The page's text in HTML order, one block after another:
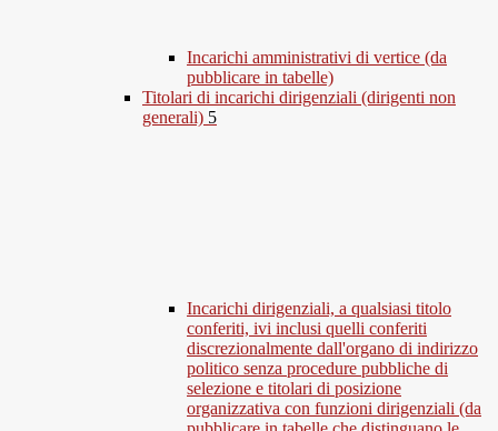
Incarichi amministrativi di vertice (da
pubblicare in tabelle)
Titolari di incarichi dirigenziali (dirigenti non
generali) 5
Incarichi dirigenziali, a qualsiasi titolo
conferiti, ivi inclusi quelli conferiti
discrezionalmente dall'organo di indirizzo
politico senza procedure pubbliche di
selezione e titolari di posizione
organizzativa con funzioni dirigenziali (da